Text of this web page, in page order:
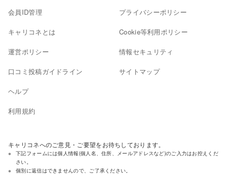
会員ID管理
キャリコネとは
運営ポリシー
口コミ投稿ガイドライン
ヘルプ
利用規約
プライバシーポリシー
Cookie等利用ポリシー
情報セキュリティ
サイトマップ
キャリコネへのご意見・ご要望をお待ちしております。
下記フォームには個人情報(個人名、住所、メールアドレスなど)のご入力はお控えくだ
さい。
個別に返信はできませんので、ご了承ください。